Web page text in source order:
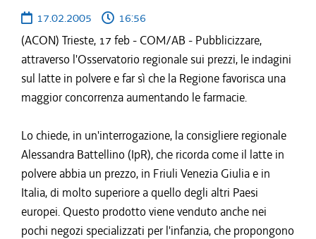
17.02.2005
16:56
(ACON) Trieste, 17 feb - COM/AB - Pubblicizzare,
attraverso l'Osservatorio regionale sui prezzi, le indagini
sul latte in polvere e far sì che la Regione favorisca una
maggior concorrenza aumentando le farmacie.
Lo chiede, in un'interrogazione, la consigliere regionale
Alessandra Battellino (IpR), che ricorda come il latte in
polvere abbia un prezzo, in Friuli Venezia Giulia e in
Italia, di molto superiore a quello degli altri Paesi
europei. Questo prodotto viene venduto anche nei
pochi negozi specializzati per l'infanzia, che propongono